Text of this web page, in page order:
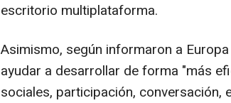
escritorio multiplataforma.
Asimismo, según informaron a
ayudar a desarrollar de forma "más
sociales, participación, conversación,